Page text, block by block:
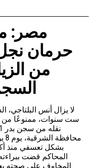
مصر:
حرمان
من
لا يزال أنس
ست سنوات، ممنوعًا من
بشكل تعسفي منذ
المحاكم قضت
المخاوف على صحته